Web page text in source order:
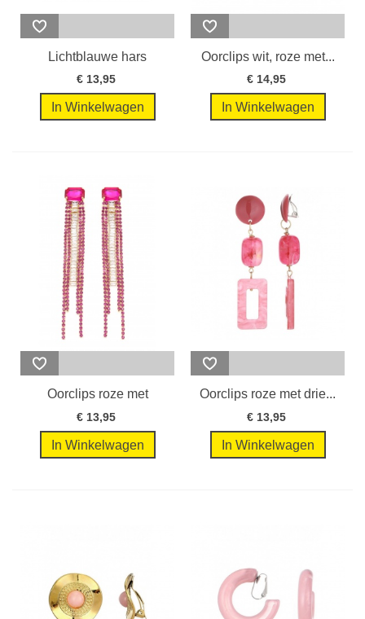
Lichtblauwe hars
oorclips met...
€ 13,95
In Winkelwagen
Oorclips wit, roze met...
€ 14,95
In Winkelwagen
Oorclips roze met
strengen van...
€ 13,95
In Winkelwagen
Oorclips roze met drie...
€ 13,95
In Winkelwagen